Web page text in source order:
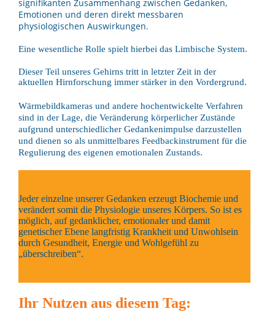
signifikanten Zusammenhang zwischen Gedanken,
Emotionen und deren direkt messbaren
physiologischen Auswirkungen.
Eine wesentliche Rolle spielt hierbei das Limbische System.
Dieser Teil unseres Gehirns tritt in letzter Zeit in der
aktuellen Hirnforschung immer stärker in den Vordergrund.
Wärmebildkameras und andere hochentwickelte Verfahren
sind in der Lage, die Veränderung körperlicher Zustände
aufgrund unterschiedlicher Gedankenimpulse darzustellen
und dienen so als unmittelbares Feedbackinstrument für die
Regulierung des eigenen emotionalen Zustands.
Jeder einzelne unserer Gedanken erzeugt Biochemie und
verändert somit die Physiologie unseres Körpers. So ist es
möglich, auf gedanklicher, emotionaler und damit
genetischer Ebene langfristig Krankheit und Unwohlsein
durch Gesundheit, Energie und Wohlgefühl zu
„überschreiben“.
Ihr Nutzen aus diesem Tag: